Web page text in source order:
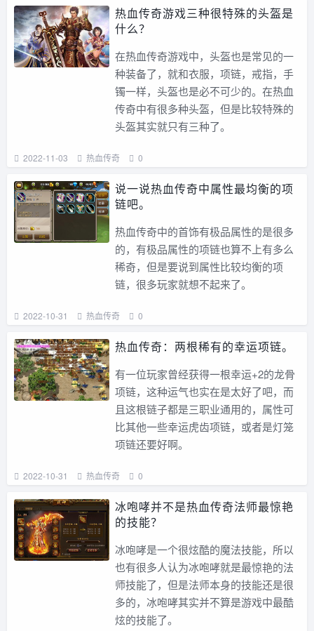
热血传奇游戏三种很特殊的头盔是
什么？
在热血传奇游戏中，头盔也是常见的一
种装备了，就和衣服，项链，戒指，手
镯一样，头盔也是必不可少的。在热血
传奇中有很多种头盔，但是比较特殊的
头盔其实就只有三种了。
2022-11-03 热血传奇 0
说一说热血传奇中属性最均衡的项
链吧。
热血传奇中的首饰有极品属性的是很多
的，有极品属性的项链也算不上有多么
稀奇，但是要说到属性比较均衡的项
链，很多玩家就想不起来了。
2022-10-31 热血传奇 0
热血传奇：两根稀有的幸运项链。
有一位玩家曾经获得一根幸运+2的龙骨
项链，这种运气也实在是太好了吧，而
且这根链子都是三职业通用的，属性可
比其他一些幸运虎齿项链，或者是灯笼
项链还要好啊。
2022-10-31 热血传奇 0
冰咆哮并不是热血传奇法师最惊艳
的技能？
冰咆哮是一个很炫酷的魔法技能，所以
也有很多人认为冰咆哮就是最惊艳的法
师技能了，但是法师本身的技能还是很
多的，冰咆哮其实并不算是游戏中最酷
炫的技能了。